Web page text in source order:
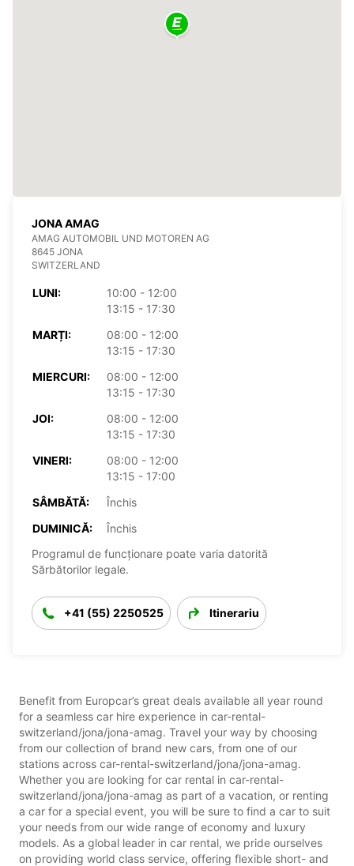
JONA AMAG
AMAG AUTOMOBIL UND MOTOREN AG
8645 JONA
SWITZERLAND
LUNI:
10:00 - 12:00
13:15 - 17:30
MARȚI:
08:00 - 12:00
13:15 - 17:30
MIERCURI:
08:00 - 12:00
13:15 - 17:30
JOI:
08:00 - 12:00
13:15 - 17:30
VINERI:
08:00 - 12:00
13:15 - 17:00
SÂMBĂTĂ:
Închis
DUMINICĂ:
Închis
Programul de funcționare poate varia datorită
Sărbătorilor legale.
+41 (55) 2250525 Itinerariu
Benefit from Europcar’s great deals available all year round
for a seamless car hire experience in car-rental-
switzerland/jona/jona-amag. Travel your way by choosing
from our collection of brand new cars, from one of our
stations across car-rental-switzerland/jona/jona-amag.
Whether you are looking for car rental in car-rental-
switzerland/jona/jona-amag as part of a vacation, or renting
a car for a special event, you will be sure to find a car to suit
your needs from our wide range of economy and luxury
models. As a global leader in car rental, we pride ourselves
on providing world class service, offering flexible short- and